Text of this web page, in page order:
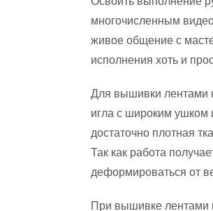
многочисленным
живое общение с
исполнения хоть и
Для вышивки лентами
игла с широким ушком
достаточно плотная
Так как работа
деформироваться от
При вышивке лентами